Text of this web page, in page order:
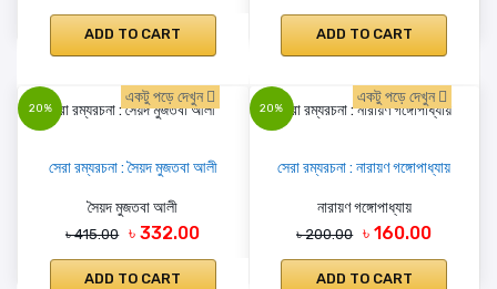
ADD TO CART ADD TO CART
20%
একটু পড়ে দেখুন
সেরা রম্যরচনা : সৈয়দ মুজতবা আলী
সৈয়দ মুজতবা আলী
৳ 415.00 ৳ 332.00
ADD TO CART
20%
একটু পড়ে দেখুন
সেরা রম্যরচনা : নারায়ণ গঙ্গোপাধ্যায়
নারায়ণ গঙ্গোপাধ্যায়
৳ 200.00 ৳ 160.00
ADD TO CART